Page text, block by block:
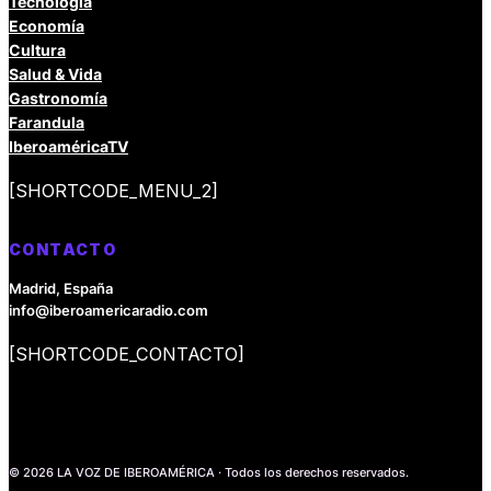
Economía
Cultura
Salud & Vida
Gastronomía
Farandula
IberoaméricaTV
[SHORTCODE_MENU_2]
CONTACTO
Madrid, España
info@iberoamericaradio.com
[SHORTCODE_CONTACTO]
© 2026 LA VOZ DE IBEROAMÉRICA · Todos los derechos reservados.